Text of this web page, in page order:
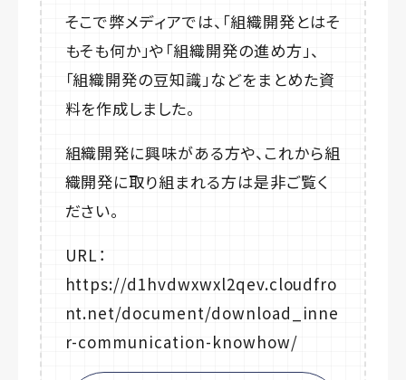
そこで弊メディアでは、「組織開発とはそ
もそも何か」や「組織開発の進め方」、
「組織開発の豆知識」などをまとめた資
料を作成しました。
組織開発に興味がある方や、これから組
織開発に取り組まれる方は是非ご覧く
ださい。
URL：
https://d1hvdwxwxl2qev.cloudfro
nt.net/document/download_inne
r-communication-knowhow/